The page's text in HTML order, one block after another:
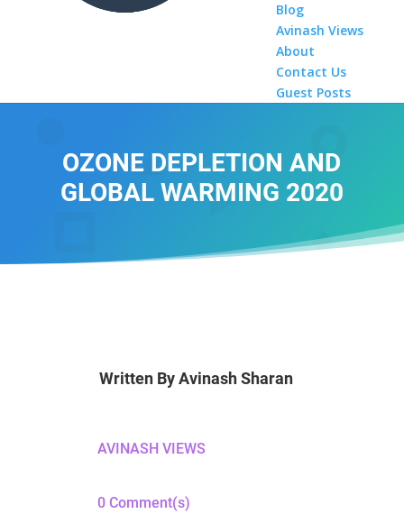
Blog
Avinash Views
About
Contact Us
Guest Posts
OZONE DEPLETION AND
GLOBAL WARMING 2020
Written ByAvinash Sharan
AVINASH VIEWS
0 Comment(s)